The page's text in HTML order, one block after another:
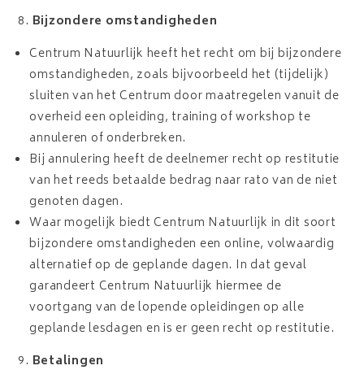
Bijzondere omstandigheden
Centrum Natuurlijk heeft het recht om bij bijzondere
omstandigheden, zoals bijvoorbeeld het (tijdelijk)
sluiten van het Centrum door maatregelen vanuit de
overheid een opleiding, training of workshop te
annuleren of onderbreken.
Bij annulering heeft de deelnemer recht op restitutie
van het reeds betaalde bedrag naar rato van de niet
genoten dagen.
Waar mogelijk biedt Centrum Natuurlijk in dit soort
bijzondere omstandigheden een online, volwaardig
alternatief op de geplande dagen. In dat geval
garandeert Centrum Natuurlijk hiermee de
voortgang van de lopende opleidingen op alle
geplande lesdagen en is er geen recht op restitutie.
Betalingen